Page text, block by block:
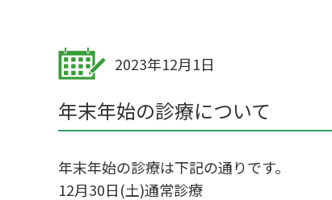
2023年12月1日
年末年始の診療について
年末年始の診療は下記の通りです。
12月30日(土)通常診療